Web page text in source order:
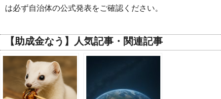
は必ず自治体の公式発表をご確認ください。
【助成金なう】人気記事・関連記事